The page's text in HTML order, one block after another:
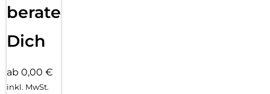
beraten
Dich
ab 0,00 €
inkl. MwSt.